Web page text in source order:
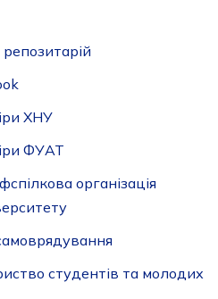
ХНУ
ФУАТ
організація
студентів та молодих